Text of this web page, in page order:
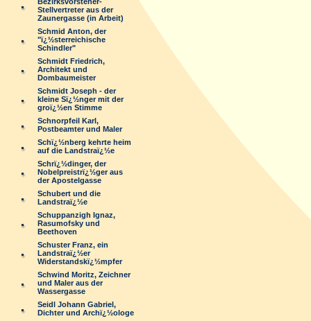
Stellvertreter aus der
Zaunergasse (in Arbeit)
Schmid Anton, der
"ï¿½sterreichische
Schindler"
Schmidt Friedrich,
Architekt und
Dombaumeister
Schmidt Joseph - der
kleine Sï¿½nger mit der
groï¿½en Stimme
Schnorpfeil Karl,
Postbeamter und Maler
Schï¿½nberg kehrte heim
auf die Landstraï¿½e
Schrï¿½dinger, der
Nobelpreistrï¿½ger aus
der Apostelgasse
Schubert und die
Landstraï¿½e
Schuppanzigh Ignaz,
Rasumofsky und
Beethoven
Schuster Franz, ein
Landstraï¿½er
Widerstandskï¿½mpfer
Schwind Moritz, Zeichner
und Maler aus der
Wassergasse
Seidl Johann Gabriel,
Dichter und Archï¿½ologe